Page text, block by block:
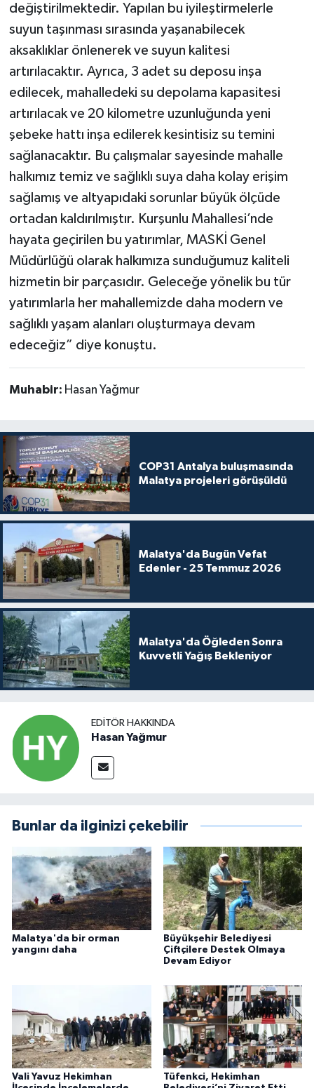
değiştirilmektedir. Yapılan bu iyileştirmelerle
suyun taşınması sırasında yaşanabilecek
aksaklıklar önlenerek ve suyun kalitesi
artırılacaktır. Ayrıca, 3 adet su deposu inşa
edilecek, mahalledeki su depolama kapasitesi
artırılacak ve 20 kilometre uzunluğunda yeni
şebeke hattı inşa edilerek kesintisiz su temini
sağlanacaktır. Bu çalışmalar sayesinde mahalle
halkımız temiz ve sağlıklı suya daha kolay erişim
sağlamış ve altyapıdaki sorunlar büyük ölçüde
ortadan kaldırılmıştır. Kurşunlu Mahallesi’nde
hayata geçirilen bu yatırımlar, MASKİ Genel
Müdürlüğü olarak halkımıza sunduğumuz kaliteli
hizmetin bir parçasıdır. Geleceğe yönelik bu tür
yatırımlarla her mahallemizde daha modern ve
sağlıklı yaşam alanları oluşturmaya devam
edeceğiz” diye konuştu.
Muhabir: Hasan Yağmur
COP31 Antalya buluşmasında
Malatya projeleri görüşüldü
Malatya'da Bugün Vefat
Edenler - 25 Temmuz 2026
Malatya'da Öğleden Sonra
Kuvvetli Yağış Bekleniyor
EDITÖR HAKKINDA
Hasan Yağmur
Bunlar da ilginizi çekebilir
Malatya'da bir orman
yangını daha
Büyükşehir Belediyesi
Çiftçilere Destek Olmaya
Devam Ediyor
Vali Yavuz Hekimhan
Tüfenkci, Hekimhan